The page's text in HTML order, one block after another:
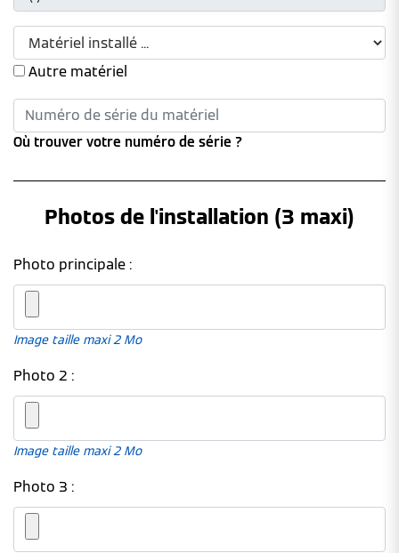
Autre matériel
Où trouver votre numéro de série ?
Photos de l'installation (3 maxi)
Photo principale :
Image taille maxi 2 Mo
Photo 2 :
Image taille maxi 2 Mo
Photo 3 :